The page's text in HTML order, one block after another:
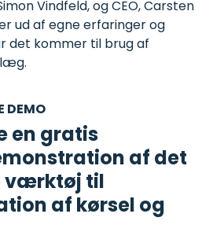
Vindfeld, og CEO, Carsten
ud af egne erfaringer og
det kommer til brug af
DEMO
en gratis
af det
værktøj til
af kørsel og